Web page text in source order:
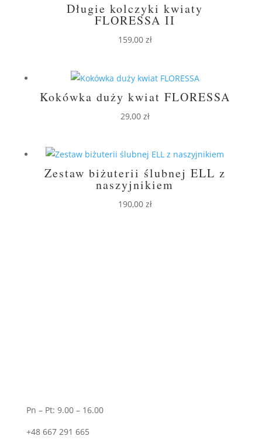
Długie kolczyki kwiaty
FLORESSA II
159,00 zł
Kokówka duży kwiat FLORESSA
29,00 zł
Zestaw biżuterii ślubnej ELL z
naszyjnikiem
190,00 zł
Pn – Pt: 9.00 – 16.00
+48 667 291 665